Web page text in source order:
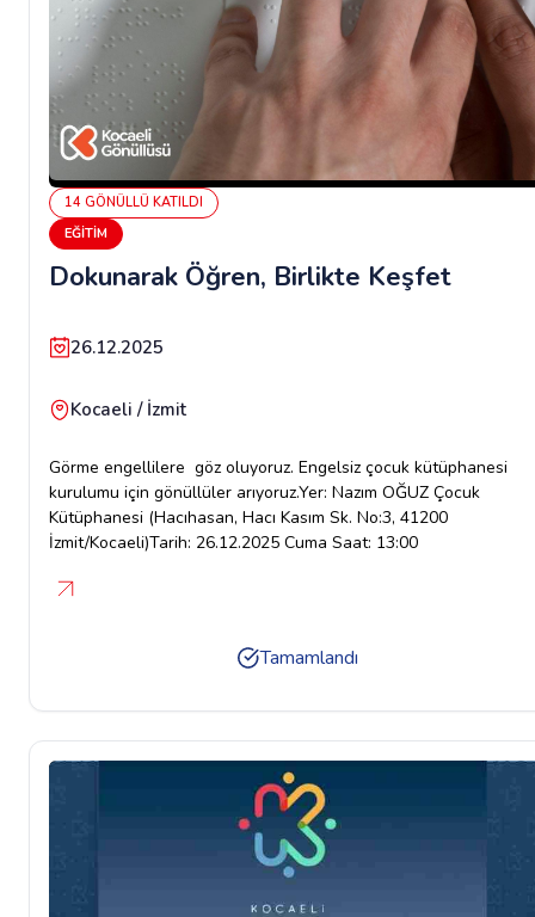
14 GÖNÜLLÜ KATILDI
EĞITIM
Dokunarak Öğren, Birlikte Keşfet
26.12.2025
Kocaeli / İzmit
Görme engellilere göz oluyoruz. Engelsiz çocuk kütüphanesi
kurulumu için gönüllüler arıyoruz.Yer: Nazım OĞUZ Çocuk
Kütüphanesi (Hacıhasan, Hacı Kasım Sk. No:3, 41200
İzmit/Kocaeli)Tarih: 26.12.2025 Cuma Saat: 13:00
Tamamlandı